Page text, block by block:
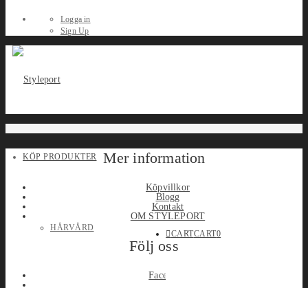
Logga in
Sign Up
KÖP PRODUKTER
HÅRVÅRD
CARTCART0
Mer information
Köpvillkor
Blogg
Kontakt
OM STYLEPORT
Följ oss
Facebook